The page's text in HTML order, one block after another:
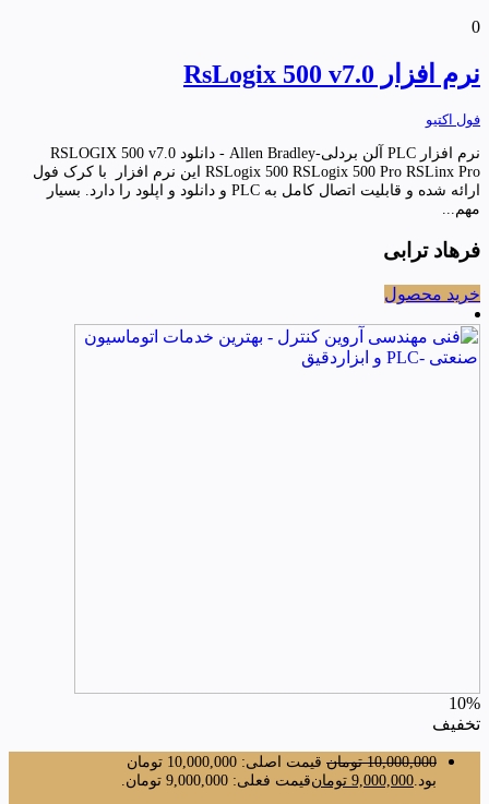
0
نرم افزار RsLogix 500 v7.0
فول اکتیو
نرم افزار PLC آلن بردلی-Allen Bradley - دانلود RSLOGIX 500 v7.0
RSLogix 500 RSLogix 500 Pro RSLinx Pro این نرم افزار با کرک فول
ارائه شده و قابلیت اتصال کامل به PLC و دانلود و اپلود را دارد. بسیار
مهم...
فرهاد ترابی
خرید محصول
10%
تخفیف
10,000,000 تومان
قیمت اصلی: 10,000,000 تومان
بود. 9,000,000 تومانقیمت فعلی: 9,000,000 تومان.